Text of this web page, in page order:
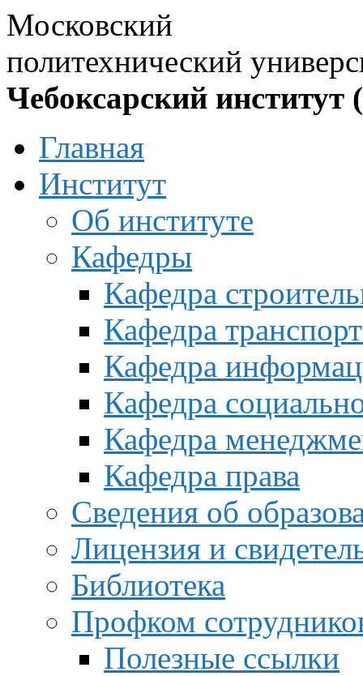
Московский
политехнический
Чебоксарский институт
Главная
Институт
Об институте
Кафедры
Кафедра
Кафедра
Кафедра
Кафедра
Кафедра
Кафедра права
Сведения об
Лицензия и
Библиотека
Профком
Полезные ссылки